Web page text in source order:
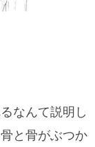
なんて説明し
と骨がぶつか